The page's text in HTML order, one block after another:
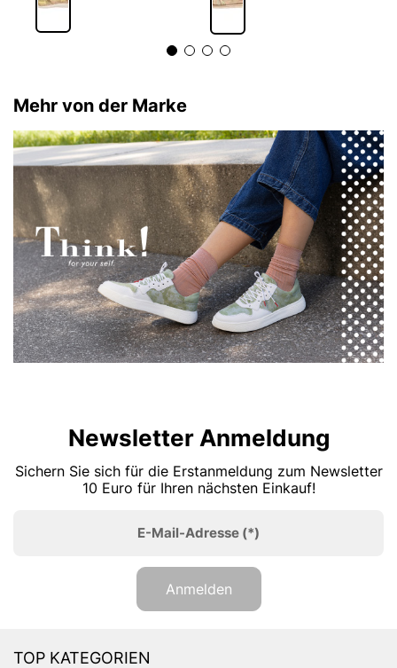
Mehr von der Marke
Newsletter Anmeldung
Sichern Sie sich für die Erstanmeldung zum Newsletter
10 Euro für Ihren nächsten Einkauf!
E-Mail-Adresse (*)
Anmelden
TOP KATEGORIEN